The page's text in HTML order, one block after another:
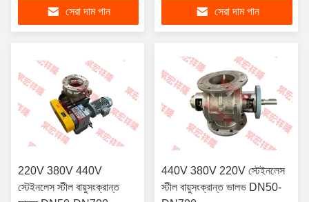
সেরা দাম পান সেরা দাম পান
220V 380V 440V
স্টেইনলেস স্টীল বায়ুসংক্রান্ত
440V 380V 220V স্টেইনলেস
স্টীল বায়ুসংক্রান্ত ভালভ DN50-